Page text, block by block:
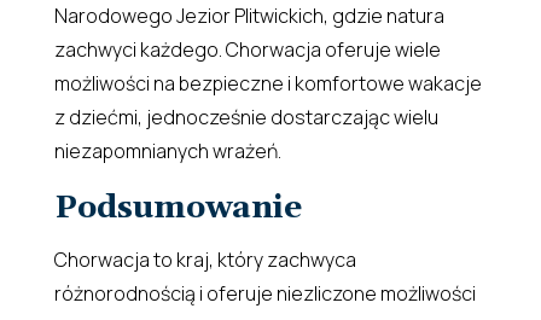
Narodowego Jezior Plitwickich, gdzie natura
zachwyci każdego. Chorwacja oferuje wiele
możliwości na bezpieczne i komfortowe wakacje
z dziećmi, jednocześnie dostarczając wielu
niezapomnianych wrażeń.
Podsumowanie
Chorwacja to kraj, który zachwyca
różnorodnością i oferuje niezliczone możliwości